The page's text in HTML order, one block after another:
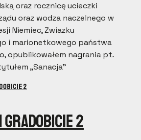
oraz rocznicę ucieczki
oraz wodza naczelnego w
Niemiec, Zwiazku
i marionetkowego państwa
opublikowałem nagrania pt.
„Sanacja”
gradobicie 2